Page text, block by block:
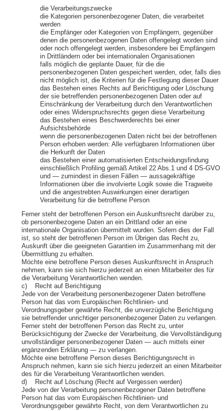
die Verarbeitungszwecke
die Kategorien personenbezogener Daten, die verarbeitet
werden
die Empfänger oder Kategorien von Empfängern, gegenüber
denen die personenbezogenen Daten offengelegt worden sind
oder noch offengelegt werden, insbesondere bei Empfängern
in Drittländern oder bei internationalen Organisationen
falls möglich die geplante Dauer, für die die
personenbezogenen Daten gespeichert werden, oder, falls dies
nicht möglich ist, die Kriterien für die Festlegung dieser Dauer
das Bestehen eines Rechts auf Berichtigung oder Löschung
der sie betreffenden personenbezogenen Daten oder auf
Einschränkung der Verarbeitung durch den Verantwortlichen
oder eines Widerspruchsrechts gegen diese Verarbeitung
das Bestehen eines Beschwerderechts bei einer
Aufsichtsbehörde
wenn die personenbezogenen Daten nicht bei der betroffenen
Person erhoben werden: Alle verfügbaren Informationen über
die Herkunft der Daten
das Bestehen einer automatisierten Entscheidungsfindung
einschließlich Profiling gemäß Artikel 22 Abs.1 und 4 DS-GVO
und — zumindest in diesen Fällen — aussagekräftige
Informationen über die involvierte Logik sowie die Tragweite
und die angestrebten Auswirkungen einer derartigen
Verarbeitung für die betroffene Person
Ferner steht der betroffenen Person ein Auskunftsrecht darüber zu,
ob personenbezogene Daten an ein Drittland oder an eine
internationale Organisation übermittelt wurden. Sofern dies der Fall
ist, so steht der betroffenen Person im Übrigen das Recht zu,
Auskunft über die geeigneten Garantien im Zusammenhang mit der
Übermittlung zu erhalten.
Möchte eine betroffene Person dieses Auskunftsrecht in Anspruch
nehmen, kann sie sich hierzu jederzeit an einen Mitarbeiter des für
die Verarbeitung Verantwortlichen wenden.
c) Recht auf Berichtigung
Jede von der Verarbeitung personenbezogener Daten betroffene
Person hat das vom Europäischen Richtlinien- und
Verordnungsgeber gewährte Recht, die unverzügliche Berichtigung
sie betreffender unrichtiger personenbezogener Daten zu verlangen.
Ferner steht der betroffenen Person das Recht zu, unter
Berücksichtigung der Zwecke der Verarbeitung, die Vervollständigung
unvollständiger personenbezogener Daten — auch mittels einer
ergänzenden Erklärung — zu verlangen.
Möchte eine betroffene Person dieses Berichtigungsrecht in
Anspruch nehmen, kann sie sich hierzu jederzeit an einen Mitarbeiter
des für die Verarbeitung Verantwortlichen wenden.
d) Recht auf Löschung (Recht auf Vergessen werden)
Jede von der Verarbeitung personenbezogener Daten betroffene
Person hat das vom Europäischen Richtlinien- und
Verordnungsgeber gewährte Recht, von dem Verantwortlichen zu